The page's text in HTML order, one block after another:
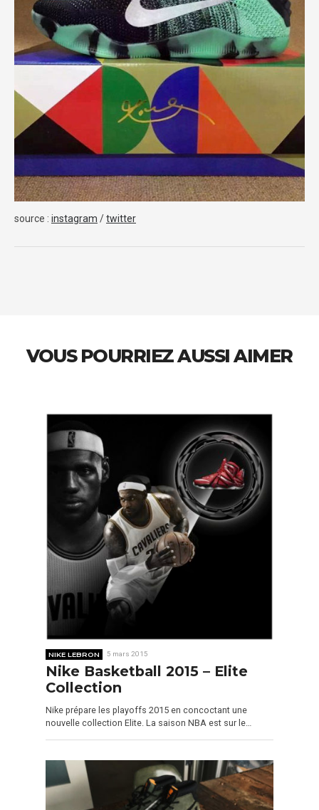
source : instagram /twitter
VOUS POURRIEZ AUSSI AIMER
NIKE LEBRON 5 mars 2015
Nike Basketball 2015 – Elite
Collection
Nike prépare les playoffs 2015 en concoctant une
nouvelle collection Elite. La saison NBA est sur le…